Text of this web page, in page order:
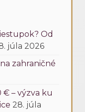
Od
júla 2026
zahraničné
– výzva ku
28. júla